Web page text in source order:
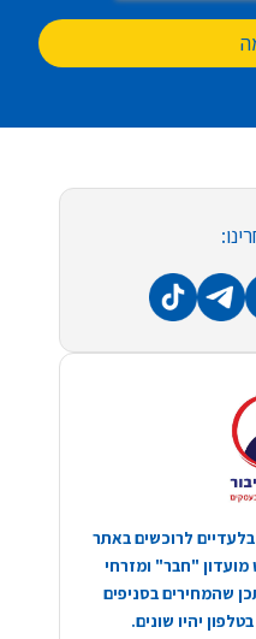
לרוכשים באתר
"חבר" ומזרחי
שהמחירים בסניפים
יהיו שונים.